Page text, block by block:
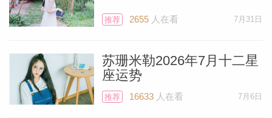
师不仅将爱情、怀孕、分娩和育儿归于第五
宫，也将创造力以及艺术才能的充分展现包
个富有想象力的项目。
土星的支持表明，这个项目具有发展潜力和
推荐 2655人在看 7月31日
苏珊米勒2026年7月十二星
座运势
推荐 16633人在看 7月6日